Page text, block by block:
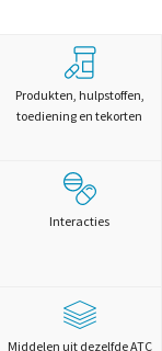
Produkten, hulpstoffen,
toediening en tekorten
Interacties
Middelen uit dezelfde ATC